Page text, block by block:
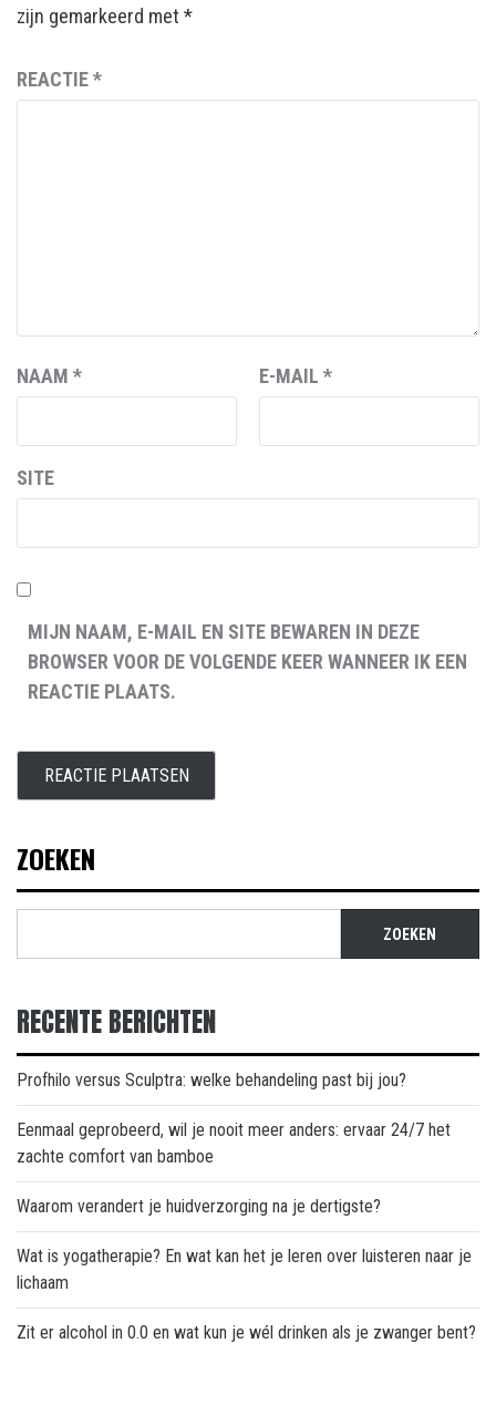
zijn gemarkeerd met *
REACTIE*
NAAM * E-MAIL *
SITE
MIJN NAAM, E-MAIL EN SITE BEWAREN IN DEZE
BROWSER VOOR DE VOLGENDE KEER WANNEER IK EEN
REACTIE PLAATS.
ZOEKEN
ZOEKEN
RECENTE BERICHTEN
Profhilo versus Sculptra: welke behandeling past bij jou?
Eenmaal geprobeerd, wil je nooit meer anders: ervaar 24/7 het
zachte comfort van bamboe
Waarom verandert je huidverzorging na je dertigste?
Wat is yogatherapie? En wat kan het je leren over luisteren naar je
lichaam
Zit er alcohol in 0.0 en wat kun je wél drinken als je zwanger bent?